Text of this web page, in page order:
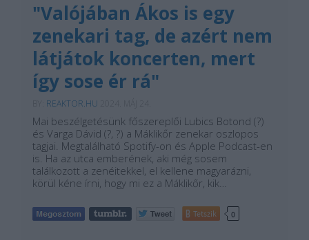
"Valójában Ákos is egy
zenekari tag, de azért nem
látjátok koncerten, mert
így sose ér rá"
REAKTOR.HU
Mai beszélgetésünk főszereplői Lubics Botond (?)
és Varga Dávid (?, ?) a Máklikőr zenekar oszlopos
tagjai. Megtalálható Spotify-on és Apple Podcast-en
is. Ha az utca emberének, aki még sosem
találkozott a zenéitekkel, el kellene magyarázni,
körül kéne írni, hogy mi ez a Máklikőr, kik…
Tetszik 0